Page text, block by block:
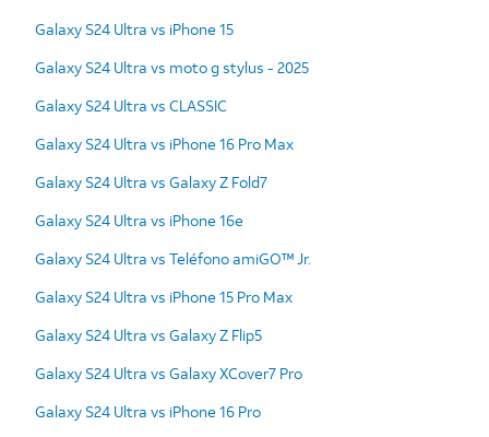
Galaxy S24 Ultra vs iPhone 15
Galaxy S24 Ultra vs moto g stylus - 2025
Galaxy S24 Ultra vs CLASSIC
Galaxy S24 Ultra vs iPhone 16 Pro Max
Galaxy S24 Ultra vs Galaxy Z Fold7
Galaxy S24 Ultra vs iPhone 16e
Galaxy S24 Ultra vs Teléfono amiGO™ Jr.
Galaxy S24 Ultra vs iPhone 15 Pro Max
Galaxy S24 Ultra vs Galaxy Z Flip5
Galaxy S24 Ultra vs Galaxy XCover7 Pro
Galaxy S24 Ultra vs iPhone 16 Pro